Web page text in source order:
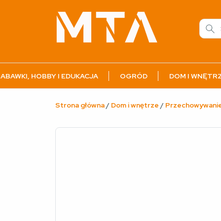
HOBBY I EDUKACJA OGRÓD DOM I
Strona główna/ Dom i wnętrze /